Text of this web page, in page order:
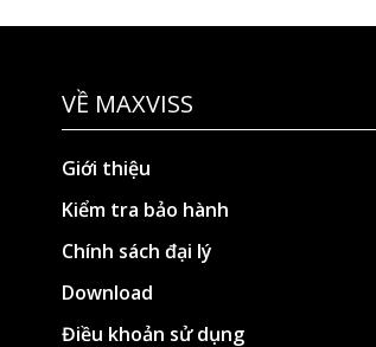
VỀ MAXVISS
Giới thiệu
Kiểm tra bảo hành
Chính sách đại lý
Download
Điều khoản sử dụng